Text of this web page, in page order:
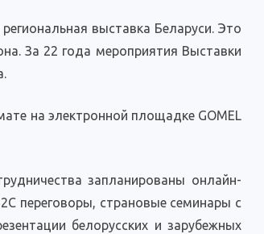
выставка Беларуси. Это
За 22 года мероприятия Выставки
на электронной площадке GOMEL
запланированы онлайн-
переговоры, страновые семинары с
белорусских и зарубежных